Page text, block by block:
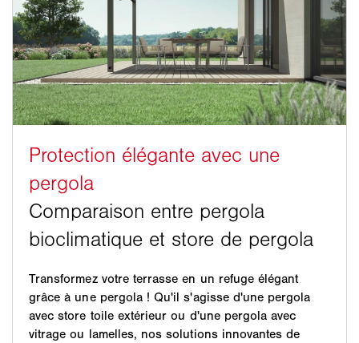
Transformez votre terrasse en un refuge élégant
grâce à une pergola ! Qu'il s'agisse d'une pergola
avec store toile extérieur ou d'une pergola avec
vitrage ou lamelles, nos solutions innovantes de